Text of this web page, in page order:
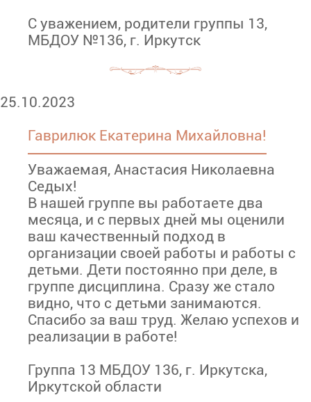
С уважением, родители группы 13,
МБДОУ №136, г. Иркутск
25.10.2023
Гаврилюк Екатерина Михайловна!
Уважаемая, Анастасия Николаевна
Седых!
В нашей группе вы работаете два
месяца, и с первых дней мы оценили
ваш качественный подход в
организации своей работы и работы с
детьми. Дети постоянно при деле, в
группе дисциплина. Сразу же стало
видно, что с детьми занимаются.
Спасибо за ваш труд. Желаю успехов и
реализации в работе!
Группа 13 МБДОУ 136, г. Иркутска,
Иркутской области